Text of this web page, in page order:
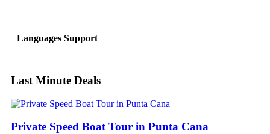
Languages Support
Last Minute Deals
Private Speed Boat Tour in Punta Cana